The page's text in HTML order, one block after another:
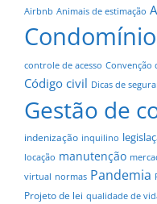
Airbnb Animais de estimação
Condomínio
controle de acesso Convenção
Código civil Dicas de
Gestão de
indenização inquilino
locação manutenção
virtual normas Pandemia
Projeto de lei qualidade de